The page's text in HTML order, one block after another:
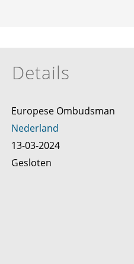
Details
Europese Ombudsman
Nederland
13-03-2024
Gesloten